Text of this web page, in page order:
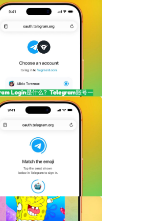
指南
Login是什么？Telegram账号
功能全面解析